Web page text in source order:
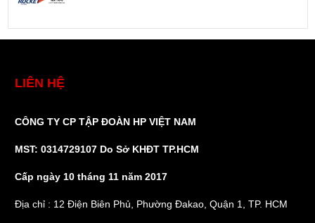
LIÊN HỆ
CÔNG TY CP TẬP ĐOÀN HP VIỆT NAM
MST: 0314729107 Do Sở KHĐT TP.HCM
Cấp ngày 10 tháng 11 năm 2017
Địa chỉ : 12 Điện Biên Phủ, Phường Đakao, Quận 1, TP. HCM